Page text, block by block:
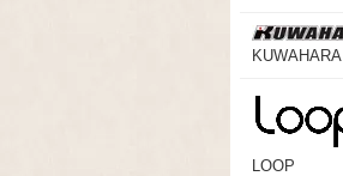
KUWAHARA
LOOP